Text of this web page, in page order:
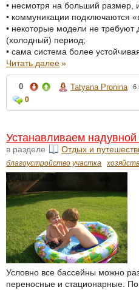
• несмотря на больший размер,
• коммуникации подключаются
• некоторые модели не требуют
(холодный) период;
• сама система более
Читать далее»
0 Tatyana Pronina 6
0
Устанавливаем
в разделе Отдых и
благоустройство участка
Условно все бассейны можно
переносные и стационарные.